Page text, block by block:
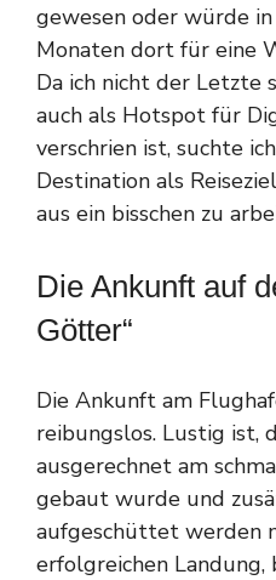
gewesen oder würde
Monaten dort für eine
Da ich nicht der Letzte
auch als Hotspot für
verschrien ist, suchte
Destination als
aus ein bisschen zu
Die Ankunft auf
Götter“
Die Ankunft am
reibungslos. Lustig ist,
ausgerechnet am
gebaut wurde und
aufgeschüttet werden
erfolgreichen Landung,